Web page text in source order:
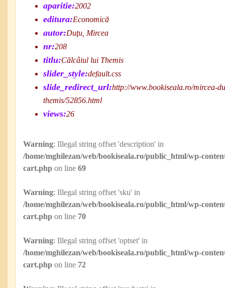
aparitie:2002
editura:Economică
autor:Duţu, Mircea
nr:208
titlu:Călcâiul lui Themis
slider_style:default.css
slide_redirect_url:http://www.bookiseala.ro/mircea-
themis/52856.html
views:26
Warning: Illegal string offset 'description' in
/home/mghilezan/web/bookiseala.ro/public_html/wp-
cart.php on line 69
Warning: Illegal string offset 'sku' in
/home/mghilezan/web/bookiseala.ro/public_html/wp-
cart.php on line 70
Warning: Illegal string offset 'optset' in
/home/mghilezan/web/bookiseala.ro/public_html/wp-
cart.php on line 72